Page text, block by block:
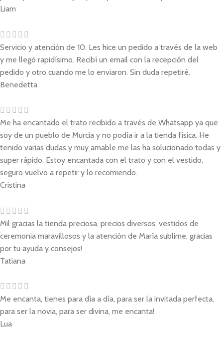
Liam
Servicio y atención de 10. Les hice un pedido a través de la web
y me llegó rapidísimo. Recibí un email con la recepción del
pedido y otro cuando me lo enviaron. Sin duda repetiré.
Benedetta
Me ha encantado el trato recibido a través de Whatsapp ya que
soy de un pueblo de Murcia y no podía ir a la tienda física. He
tenido varias dudas y muy amable me las ha solucionado todas y
super rápido. Estoy encantada con el trato y con el vestido,
seguro vuelvo a repetir y lo recomiendo.
Cristina
Mil gracias la tienda preciosa, precios diversos, vestidos de
ceremonia maravillosos y la atención de María sublime, gracias
por tu ayuda y consejos!
Tatiana
Me encanta, tienes para día a día, para ser la invitada perfecta,
para ser la novia, para ser divina, me encanta!
Lua